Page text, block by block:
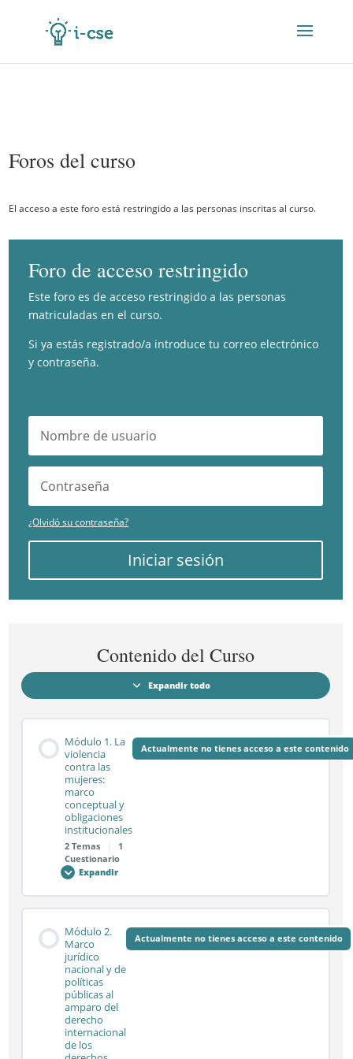
Foros del curso
El acceso a este foro está restringido a las personas inscritas al curso.
Foro de acceso restringido
Este foro es de acceso restringido a las personas
matriculadas en el curso.
Si ya estás registrado/a introduce tu correo electrónico
y contraseña.
¿Olvidó su contraseña?
Iniciar sesión
Contenido del Curso
Expandir todo
Módulos
Módulo 1. La
violencia
contra las
mujeres:
marco
conceptual y
obligaciones
institucionales
2 Temas
1
Cuestionario
Actualmente no tienes acceso a este contenido
Expandir
Módulo
La
violencia
las
mujeres:
marco
conceptual
y
obligaciones
institucionales
0% COMPLETADO 0/2 pasos
Sesión síncrona 1.1
Sesión síncrona 1.2
Módulo 2.
Marco
jurídico
nacional y de
políticas
públicas al
amparo del
derecho
internacional
de los
Actualmente no tienes acceso a este contenido